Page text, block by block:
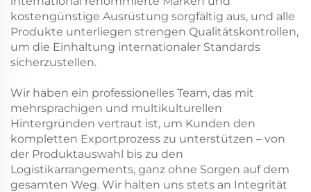
kostengünstige Ausrüstung sorgfältig aus, und alle
Produkte unterliegen strengen Qualitätskontrollen,
um die Einhaltung internationaler Standards
sicherzustellen.
Wir haben ein professionelles Team, das mit
mehrsprachigen und multikulturellen
Hintergründen vertraut ist, um Kunden den
kompletten Exportprozess zu unterstützen – von
der Produktauswahl bis zu den
Logistikarrangements, ganz ohne Sorgen auf dem
gesamten Weg. Wir halten uns stets an Integrität